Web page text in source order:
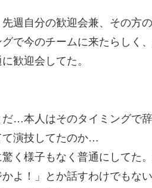
週自分の歓迎会兼、その方
グで今のチームに来たらしく
歓迎会してた。
だ…本人はそのタイミングで
て演技してたのか…
く様子もなく普通にしてた
よ！」とか話すわけでもない